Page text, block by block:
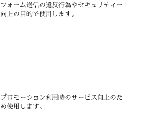
フォーム送信の違反行為やセキュリティー
向上の目的で使用します。
プロモーション利用時のサービス向上のた
め使用します。